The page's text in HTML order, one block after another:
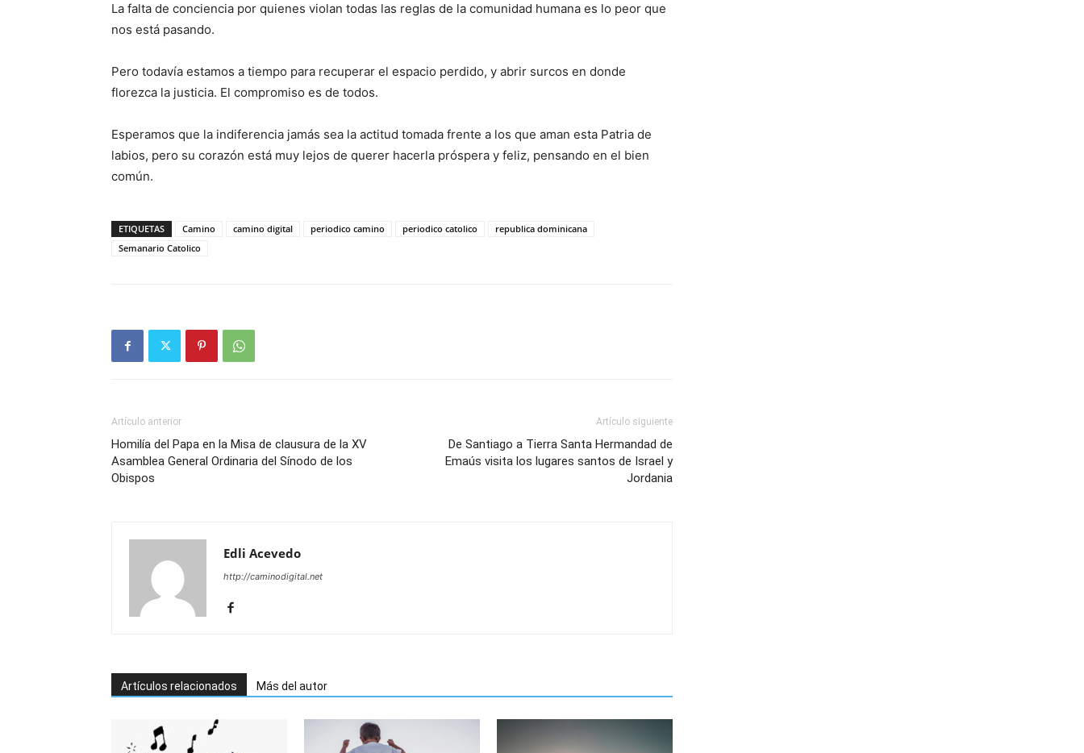
La falta de conciencia por quienes violan todas las reglas de la comunidad humana es lo peor que
nos está pasando.
Pero todavía estamos a tiempo para recuperar el espacio perdido, y abrir surcos en donde
florezca la justicia. El compromiso es de todos.
Esperamos que la indi­ferencia jamás sea la actitud tomada frente a los que aman esta Patria de
labios, pero su corazón está muy lejos de querer hacerla próspera y feliz, pensando en el bien
común.
ETIQUETAS Camino camino digital periodico camino periodico catolico
republica dominicana
Semanario Catolico
Artículo anterior
Homilía del Papa en la Misa de clausura de la XV
Asamblea General Ordinaria del Sínodo de los
Obispos
Artículo siguiente
De Santiago a Tierra Santa Hermandad de
Emaús visita los lugares santos de Israel y
Jordania
Edli Acevedo
http://caminodigital.net
Artículos relacionados Más del autor